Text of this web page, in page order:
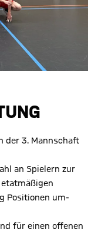
der 3. Mannschaft
an Spielern zur
Positionen um-
für einen offenen